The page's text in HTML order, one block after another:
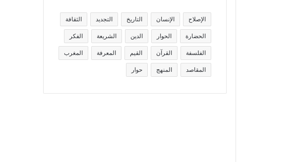
الإصلاح الإنسان التاريخ التجديد الثقافة
الحضارة الحوار الدين الشريعة الفكر
الفلسفة القرآن القيم المعرفة المغرب
المقاصد المنهج حوار